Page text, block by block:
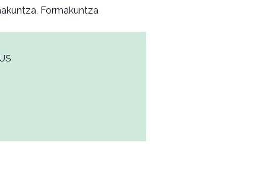
Formakuntza